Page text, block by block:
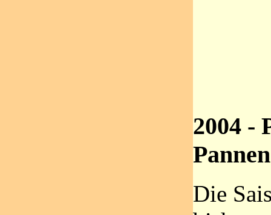
2004 -
Pannen
Die